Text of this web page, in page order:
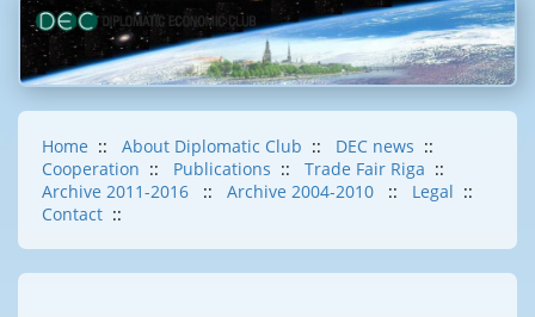
Home :: About Diplomatic Club :: DEC news ::
Cooperation :: Publications :: Trade Fair Riga ::
Archive 2011-2016
:: Archive 2004-2010 :: Legal ::
Contact ::